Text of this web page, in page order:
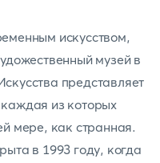
искусством,
музей в
представляет
из которых
мере, как странная.
в 1993 году, когда